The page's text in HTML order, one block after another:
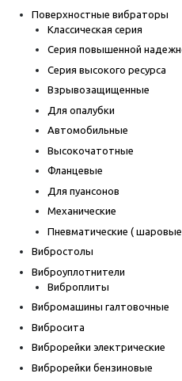
Поверхностные вибраторы
Классическая серия
Серия повышенной
Серия высокого ресурса
Взрывозащищенные
Для опалубки
Автомобильные
Высокочатотные
Фланцевые
Для пуансонов
Механические
Пневматические ( шаровые
Вибростолы
Виброуплотнители
Виброплиты
Вибромашины галтовочные
Вибросита
Виброрейки электрические
Виброрейки бензиновые